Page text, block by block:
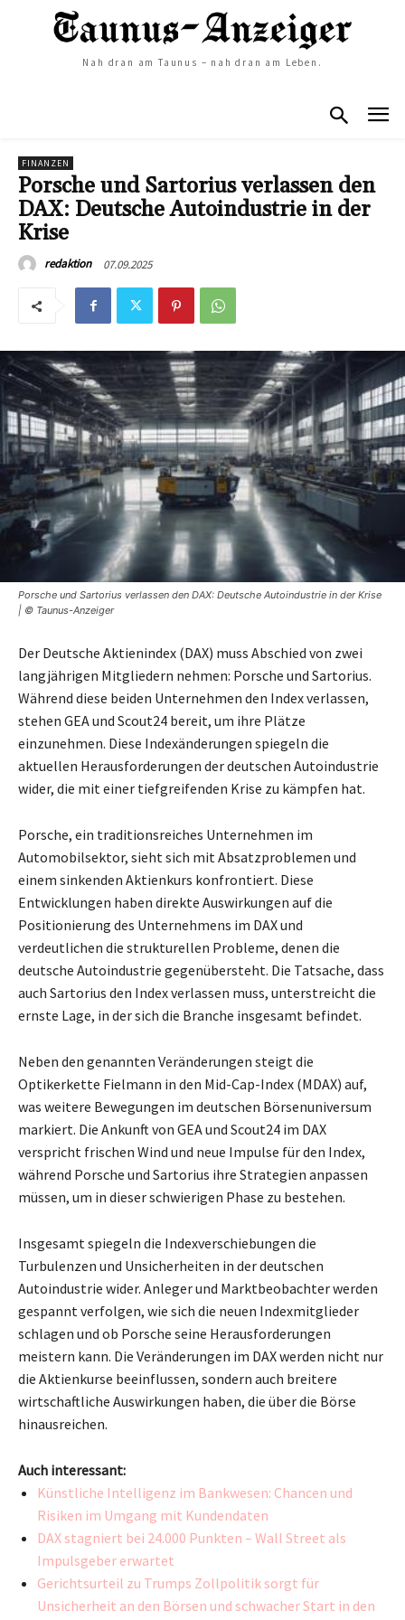
Nah dran am Taunus – nah dran am Leben.
FINANZEN
Porsche und Sartorius verlassen den
DAX: Deutsche Autoindustrie in der
Krise
redaktion 07.09.2025
Porsche und Sartorius verlassen den DAX: Deutsche Autoindustrie in der Krise
| © Taunus-Anzeiger
Der Deutsche Aktienindex (DAX) muss Abschied von zwei
langjährigen Mitgliedern nehmen: Porsche und Sartorius.
Während diese beiden Unternehmen den Index verlassen,
stehen GEA und Scout24 bereit, um ihre Plätze
einzunehmen. Diese Indexänderungen spiegeln die
aktuellen Herausforderungen der deutschen Autoindustrie
wider, die mit einer tiefgreifenden Krise zu kämpfen hat.
Porsche, ein traditionsreiches Unternehmen im
Automobilsektor, sieht sich mit Absatzproblemen und
einem sinkenden Aktienkurs konfrontiert. Diese
Entwicklungen haben direkte Auswirkungen auf die
Positionierung des Unternehmens im DAX und
verdeutlichen die strukturellen Probleme, denen die
deutsche Autoindustrie gegenübersteht. Die Tatsache, dass
auch Sartorius den Index verlassen muss, unterstreicht die
ernste Lage, in der sich die Branche insgesamt befindet.
Neben den genannten Veränderungen steigt die
Optikerkette Fielmann in den Mid-Cap-Index (MDAX) auf,
was weitere Bewegungen im deutschen Börsenuniversum
markiert. Die Ankunft von GEA und Scout24 im DAX
verspricht frischen Wind und neue Impulse für den Index,
während Porsche und Sartorius ihre Strategien anpassen
müssen, um in dieser schwierigen Phase zu bestehen.
Insgesamt spiegeln die Indexverschiebungen die
Turbulenzen und Unsicherheiten in der deutschen
Autoindustrie wider. Anleger und Marktbeobachter werden
gespannt verfolgen, wie sich die neuen Indexmitglieder
schlagen und ob Porsche seine Herausforderungen
meistern kann. Die Veränderungen im DAX werden nicht nur
die Aktienkurse beeinflussen, sondern auch breitere
wirtschaftliche Auswirkungen haben, die über die Börse
hinausreichen.
Auch interessant:
Künstliche Intelligenz im Bankwesen: Chancen und
Risiken im Umgang mit Kundendaten
DAX stagniert bei 24.000 Punkten – Wall Street als
Impulsgeber erwartet
Gerichtsurteil zu Trumps Zollpolitik sorgt für
Unsicherheit an den Börsen und schwacher Start in den